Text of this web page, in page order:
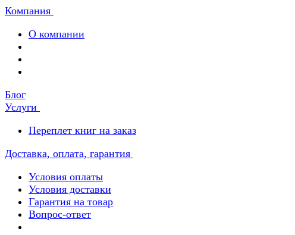
Компания
О компании
Блог
Услуги
Переплет книг на заказ
Доставка, оплата, гарантия
Условия оплаты
Условия доставки
Гарантия на товар
Вопрос-ответ